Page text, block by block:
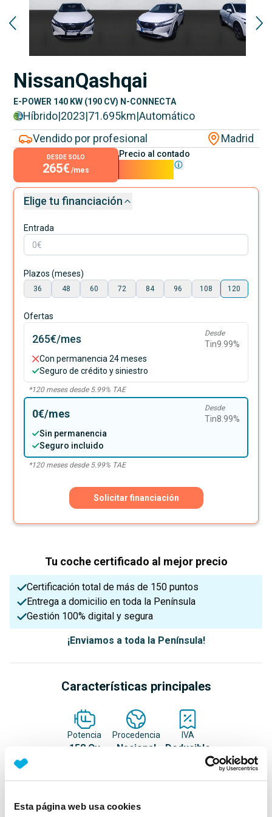
Esta página web usa cookies
NissanQashqai
E-POWER 140 KW (190 CV) N-CONNECTA
Híbrido|2023|71.695km|Automático
Vendido por profesional
Madrid
DESDE SOLO
265€ /mes
Precio al contado
Elige tu financiación
Entrada
Plazos (meses)
36 48 60 72 84 96 108 120
Ofertas
265€/mes Desde
Tin9.99%
Con permanencia 24 meses
Seguro de crédito y siniestro
*120meses desde 5.99% TAE
0€/mes Desde
Tin8.99%
Sin permanencia
Seguro incluido
*120meses desde 5.99% TAE
Solicitar financiación
Tu coche certificado al mejor precio
Certificación total de más de 150 puntos
Entrega a domicilio en toda la Península
Gestión 100% digital y segura
¡Enviamos a toda la Península!
Características principales
Potencia
158 Cv
Procedencia
Nacional
IVA
Deducible
5 11/08/2023